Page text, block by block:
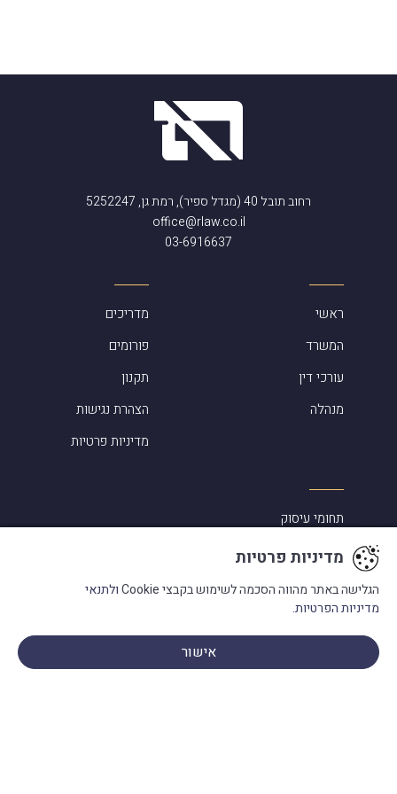
רחוב תובל 40 (מגדל ספיר), רמת גן, 5252247
office@rlaw.co.il
03-6916637
ראשי
המשרד
עורכי דין
מנהלה
מדריכים
פורומים
תקנון
הצהרת נגישות
מדיניות פרטיות
תחומי עיסוק
סיפורי הצלחה
אלמוג שפירא ביקורות
מעורבות בקהילה
פנו אלינו
מדיניות פרטיות
הגלישה באתר מהווה הסכמה לשימוש בקבצי Cookie
ולתנאי
מדיניות הפרטיות.
אישור